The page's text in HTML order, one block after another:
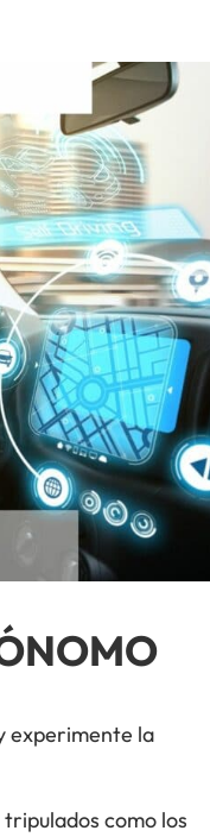
experimente la
como los